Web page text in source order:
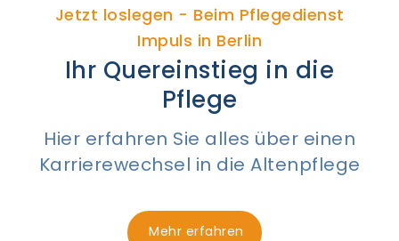
Jetzt loslegen - Beim Pflegedienst
Impuls in Berlin
Ihr Quereinstieg in die
Pflege
Hier erfahren Sie alles über einen
Karrierewechsel in die Altenpflege
Mehr erfahren